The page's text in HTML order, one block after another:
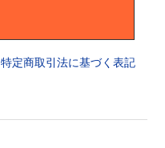
特定商取引法に基づく表記